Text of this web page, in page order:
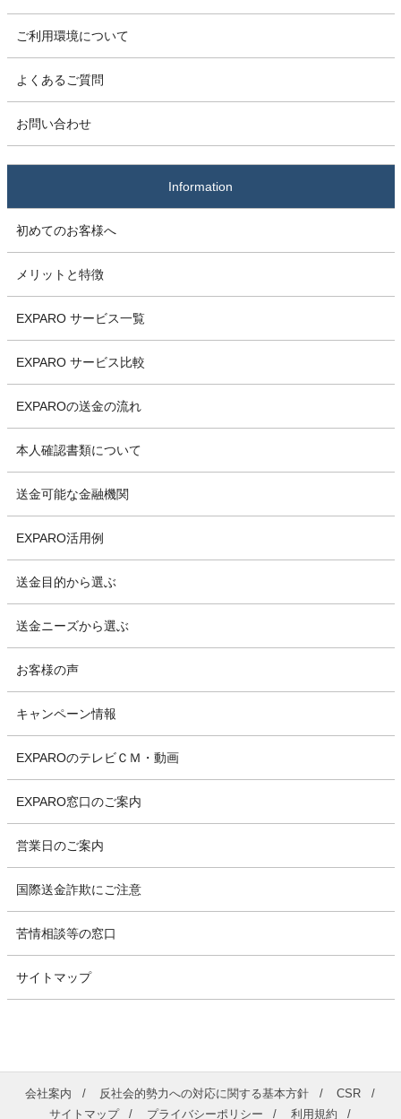
ご利用環境について
よくあるご質問
お問い合わせ
Information
初めてのお客様へ
メリットと特徴
EXPARO サービス一覧
EXPARO サービス比較
EXPAROの送金の流れ
本人確認書類について
送金可能な金融機関
EXPARO活用例
送金目的から選ぶ
送金ニーズから選ぶ
お客様の声
キャンペーン情報
EXPAROのテレビＣＭ・動画
EXPARO窓口のご案内
営業日のご案内
国際送金詐欺にご注意
苦情相談等の窓口
サイトマップ
会社案内 反社会的勢力への対応に関する基本方針
CSR
サイトマップ
プライバシーポリシー 利用規約